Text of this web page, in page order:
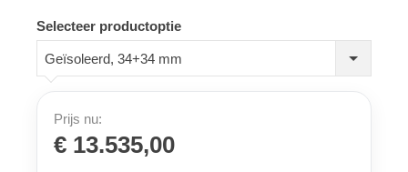
Selecteer productoptie
Geïsoleerd, 34+34 mm
Prijs nu:
€ 13.535,00